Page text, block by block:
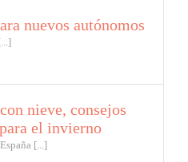
nuevos autónomos
nieve, consejos
el invierno
[...]